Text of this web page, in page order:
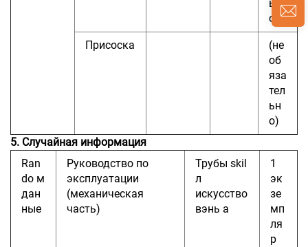
ьн
о)
Присоска
(не
об
яза
тел
ьн
о)
5. Случайная информация
Ran
do м
дан
ные
Руководство по
эксплуатации
(механическая
часть)
Трубы skil
л
искусство
вэнь а
1
эк
зе
мп
ля
р